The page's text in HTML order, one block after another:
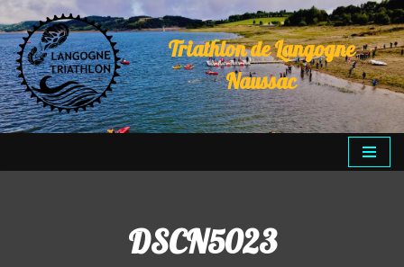
Aller
au
contenu
Triathlon de Langogne
Naussac
DSCN5023